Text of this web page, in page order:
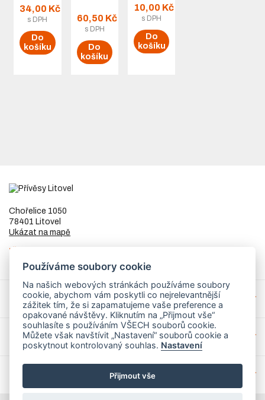
34,00 Kč
s DPH
Do
košíku
60,50 Kč
s DPH
Do
košíku
10,00 Kč
s DPH
Do
košíku
Chořelice 1050
78401 Litovel
Ukázat na mapě
IČ
DIČCZ8253255307
Přívěsy a náhradní díly
Servis
Mohlo by Vás zajímat
Používáme soubory cookie
Na našich webových stránkách používáme soubory
cookie, abychom vám poskytli co nejrelevantnější
zážitek tím, že si zapamatujeme vaše preference a
opakované návštěvy. Kliknutím na „Přijmout vše“
souhlasíte s používáním VŠECH souborů cookie.
Můžete však navštívit „Nastavení“ souborů cookie a
poskytnout kontrolovaný souhlas. Nastavení
Přijmout vše